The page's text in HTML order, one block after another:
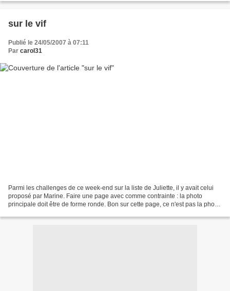
sur le vif
Publié le 24/05/2007 à 07:11
Par carol31
Parmi les challenges de ce week-end sur la liste de Juliette, il y avait celui
proposé par Marine. Faire une page avec comme contrainte : la photo
principale doit être de forme ronde. Bon sur cette page, ce n'est pas la photo